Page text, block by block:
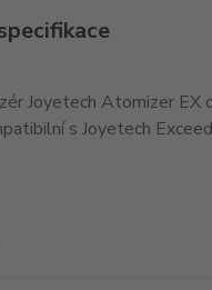
Joyetech Atomizer
s Joyetech Exceed